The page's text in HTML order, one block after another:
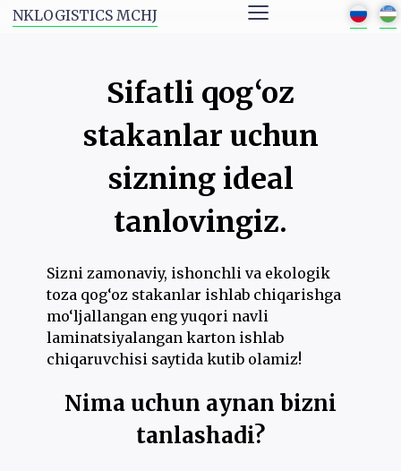
NKLOGISTICS MCHJ ≡
Sifatli qog‘oz
stakanlar uchun
sizning ideal
tanlovingiz.
Sizni zamonaviy, ishonchli va ekologik
toza qog‘oz stakanlar ishlab chiqarishga
mo‘ljallangan eng yuqori navli
laminatsiyalangan karton ishlab
chiqaruvchisi saytida kutib olamiz!
Nima uchun aynan bizni
tanlashadi?